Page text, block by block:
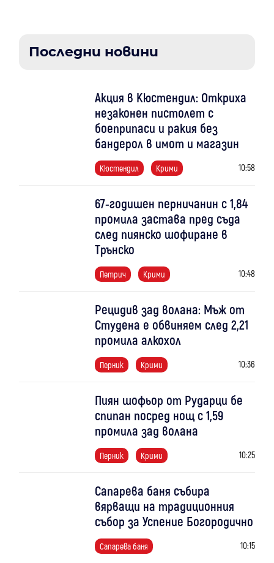
Последни новини
Акция в Кюстендил: Откриха
незаконен пистолет с
боеприпаси и ракия без
бандерол в имот и магазин
Кюстендил Крими 10:58
67-годишен перничанин с 1,84
промила застава пред съда
след пиянско шофиране в
Трънско
Петрич Крими 10:48
Рецидив зад волана: Мъж от
Студена е обвиняем след 2,21
промила алкохол
Перник Крими 10:36
Пиян шофьор от Рударци бе
спипан посред нощ с 1,59
промила зад волана
Перник Крими 10:25
Сапарева баня събира
вярващи на традиционния
събор за Успение Богородично
Сапарева баня 10:15